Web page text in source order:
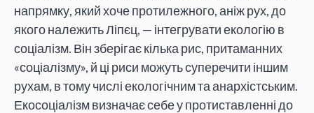
напрямку, який хоче протилежного, аніж рух, до
якого належить Ліпєц, — інтегрувати екологію в
соціалізм. Він зберігає кілька рис, притаманних
«соціалізму», й ці риси можуть суперечити іншим
рухам, в тому числі екологічним та анархістським.
Екосоціалізм визначає себе у протиставленні до